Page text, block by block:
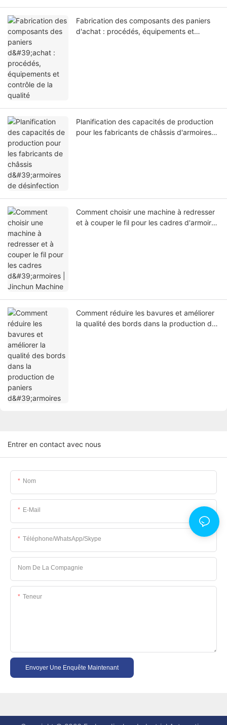
Fabrication des composants des paniers
d'achat : procédés, équipements et
Planification des capacités de production
pour les fabricants de châssis d'armoires
Comment choisir une machine à redresser
et à couper le fil pour les cadres d'armoires
Comment réduire les bavures et améliorer
la qualité des bords dans la production de
Entrer en contact avec nous
Nom
E-Mail
Téléphone/WhatsApp/Skype
Nom De La Compagnie
Teneur
Envoyer Une Enquête Maintenant